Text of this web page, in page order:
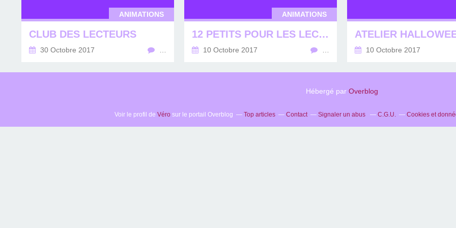
ANIMATIONS
CLUB DES LECTEURS
30 Octobre 2017
ANIMATIONS
12 PETITS POUR LES LECTURES DU 12/10/2017 !!
10 Octobre 2017
ATELIER
10 Octobre 2017
Hébergé par Overblog
Voir le profil de Vérosur le portail Overblog Top articles Contact Signaler un abus C.G.U. Cookies et